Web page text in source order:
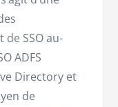
SSO au-
ADFS
Directory et
de